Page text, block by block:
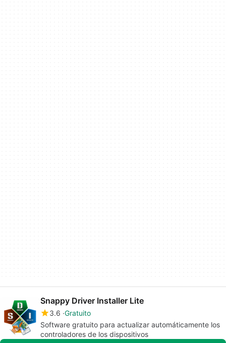
Snappy Driver Installer Lite
3.6 Gratuito
Software gratuito para actualizar automáticamente los
controladores de los dispositivos